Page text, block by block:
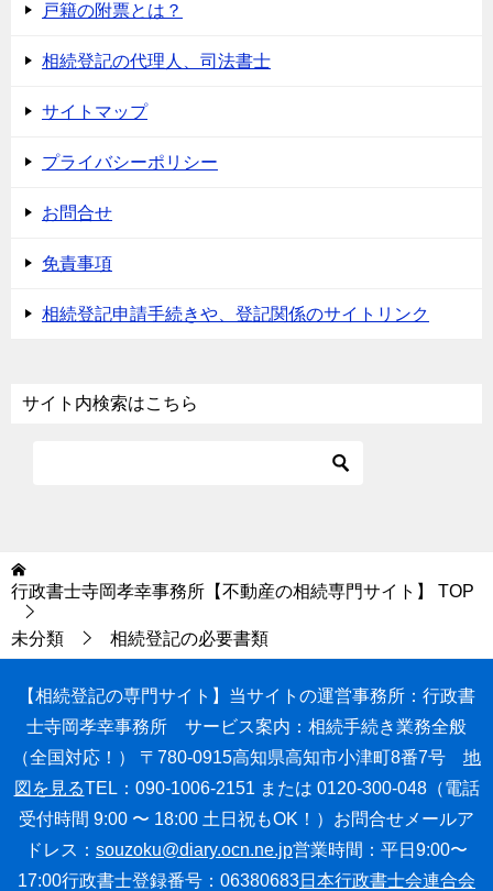
戸籍の附票とは？
相続登記の代理人、司法書士
サイトマップ
プライバシーポリシー
お問合せ
免責事項
相続登記申請手続きや、登記関係のサイトリンク
サイト内検索はこちら
行政書士寺岡孝幸事務所【不動産の相続専門サイト】 TOP
未分類 相続登記の必要書類
【相続登記の専門サイト】 当サイトの運営事務所：行政書
士寺岡孝幸事務所 サービス案内：相続手続き業務全般
（全国対応！） 〒780-0915高知県高知市小津町8番7号 地
図を見るTEL：090-1006-2151 または 0120-300-048（電話
受付時間 9:00 〜 18:00 土日祝もOK！） お問合せメールア
ドレス： souzoku@diary.ocn.ne.jp営業時間：平日9:00〜
17:00行政書士登録番号：06380683日本行政書士会連合会